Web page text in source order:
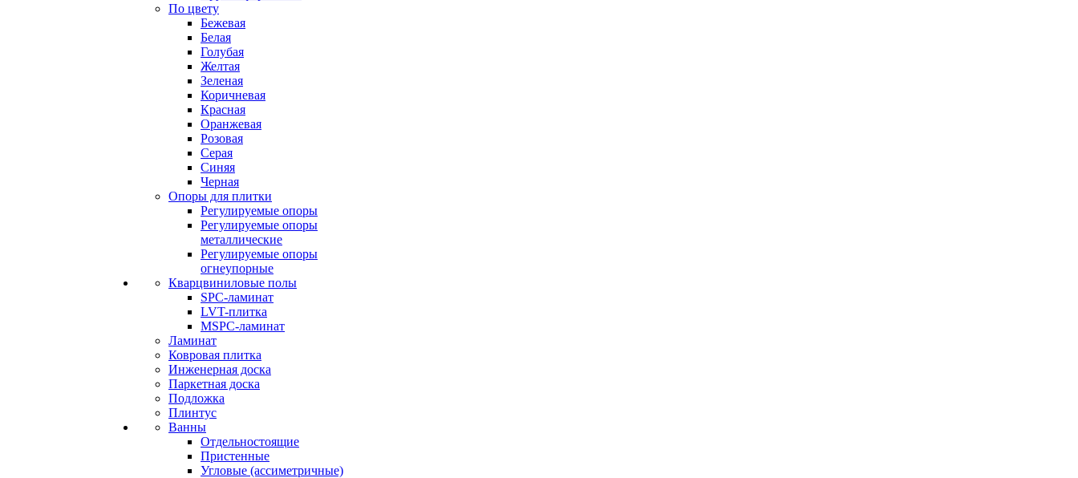
По цвету
Бежевая
Белая
Голубая
Желтая
Зеленая
Коричневая
Красная
Оранжевая
Розовая
Серая
Синяя
Черная
Опоры для плитки
Регулируемые опоры
Регулируемые опоры
металлические
Регулируемые опоры
огнеупорные
Кварцвиниловые полы
SPC-ламинат
LVT-плитка
MSPC-ламинат
Ламинат
Ковровая плитка
Инженерная доска
Паркетная доска
Подложка
Плинтус
Ванны
Отдельностоящие
Пристенные
Угловые (ассиметричные)